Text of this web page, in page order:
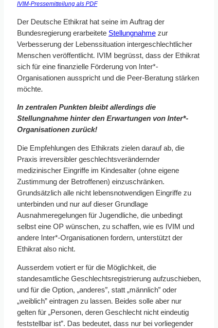
IVIM-Pressemitteilung als PDF
Der Deutsche Ethikrat hat seine im Auftrag der
Bundesregierung erarbeitete Stellungnahmezur
Verbesserung der Lebenssituation intergeschlechtlicher
Menschen veröffentlicht. IVIM begrüsst, dass der Ethikrat
sich für eine finanzielle Förderung von Inter*-
Organisationen ausspricht und die Peer-Beratung stärken
möchte.
In zentralen Punkten bleibt allerdings die
Stellungnahme hinter den Erwartungen von Inter*-
Organisationen zurück!
Die Empfehlungen des Ethikrats zielen darauf ab, die
Praxis irreversibler geschlechtsverändernder
medizinischer Eingriffe im Kindesalter (ohne eigene
Zustimmung der Betroffenen) einzuschränken.
Grundsätzlich alle nicht lebensnotwendigen Eingriffe zu
unterbinden und nur auf dieser Grundlage
Ausnahmeregelungen für Jugendliche, die unbedingt
selbst eine OP wünschen, zu schaffen, wie es IVIM und
andere Inter*-Organisationen fordern, unterstützt der
Ethikrat also nicht.
Ausserdem votiert er für die Möglichkeit, die
standesamtliche Geschlechtsregistrierung aufzuschieben,
und für die Option, „anderes”, statt „männlich” oder
„weiblich” eintragen zu lassen. Beides solle aber nur
gelten für „Personen, deren Geschlecht nicht eindeutig
feststellbar ist”. Das bedeutet, dass nur bei vorliegender